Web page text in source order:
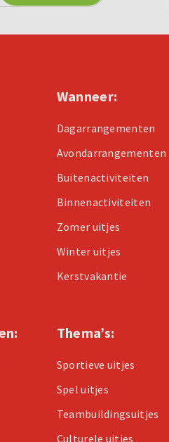
Wanneer:
Dagarrangementen
Avondarrangementen
Buitenactiviteiten
Binnenactiviteiten
Zomer uitjes
Winter uitjes
Kerstvakantie
Thema’s:
Sportieve uitjes
Spel uitjes
Teambuildingsuitjes
Culturele uitjes